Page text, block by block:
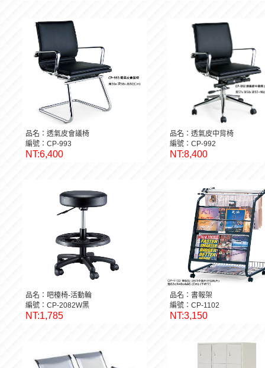
品名：透氣皮會議椅
編號：CP-993
NT:6,400
品名：透氣皮中背椅
編號：CP-992
NT:8,400
品名：吧檯椅-活動輪
編號：CP-2082W黑
NT:1,785
品名：書報架
編號：CP-1102
NT:3,150